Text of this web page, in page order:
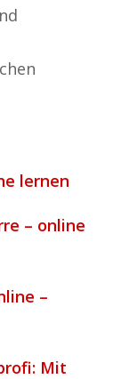
lernen
– online
–
Mit